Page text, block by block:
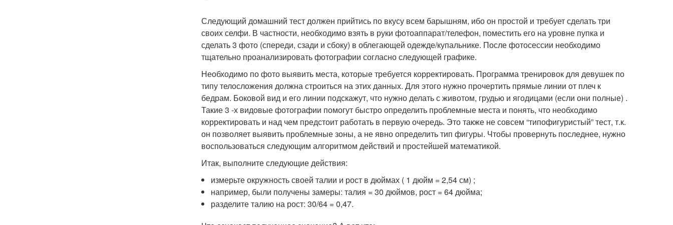
Следующий домашний тест должен прийтись по вкусу всем барышням, ибо он простой и требует сделать три
своих селфи. В частности, необходимо взять в руки фотоаппарат/телефон, поместить его на уровне пупка и
сделать 3 фото (спереди, сзади и сбоку) в облегающей одежде/купальнике. После фотосессии необходимо
тщательно проанализировать фотографии согласно следующей графике.
Необходимо по фото выявить места, которые требуется корректировать. Программа тренировок для девушек по
типу телосложения должна строиться на этих данных. Для этого нужно прочертить прямые линии от плеч к
бедрам. Боковой вид и его линии подскажут, что нужно делать с животом, грудью и ягодицами (если они полные) .
Такие 3 -х видовые фотографии помогут быстро определить проблемные места и понять, что необходимо
корректировать и над чем предстоит работать в первую очередь. Это также не совсем “типофигуристый” тест, т.к.
он позволяет выявить проблемные зоны, а не явно определить тип фигуры. Чтобы провернуть последнее, нужно
воспользоваться следующим алгоритмом действий и простейшей математикой.
Итак, выполните следующие действия:
измерьте окружность своей талии и рост в дюймах ( 1 дюйм = 2,54 см) ;
например, были получены замеры: талия = 30 дюймов, рост = 64 дюйма;
разделите талию на рост: 30/64 = 0,47.